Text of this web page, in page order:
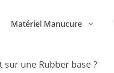
Matériel Manucure
une Rubber base ?